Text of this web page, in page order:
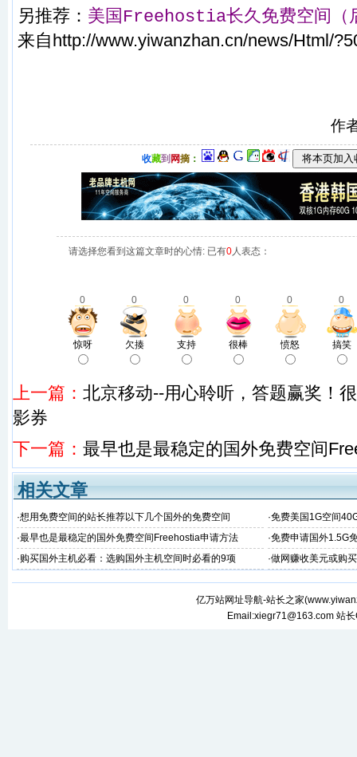
另推荐： 美国Freehostia长久免费空间（
来自http://www.yiwanzhan.cn/news/Html/
作
收藏到 网摘：
请选择您看到这篇文章时的心情: 已有0人表态：
0 0 0 0 0 0
惊呀 欠揍 支持 很棒 愤怒 搞笑
上一篇： 北京移动--用心聆听，答题赢奖！
影券
下一篇： 最早也是最稳定的国外免费空间
相关文章
·想用免费空间的站长推荐以下几个国外的免费空间 ·免费美国1G空间
·最早也是最稳定的国外免费空间Freehostia申请方法 ·免费申请国外1.5G
·购买国外主机必看：选购国外主机空间时必看的9项 ·做网赚收美元或购
亿万站网址导航-站长之家(
Email:xiegr71@163.com 站